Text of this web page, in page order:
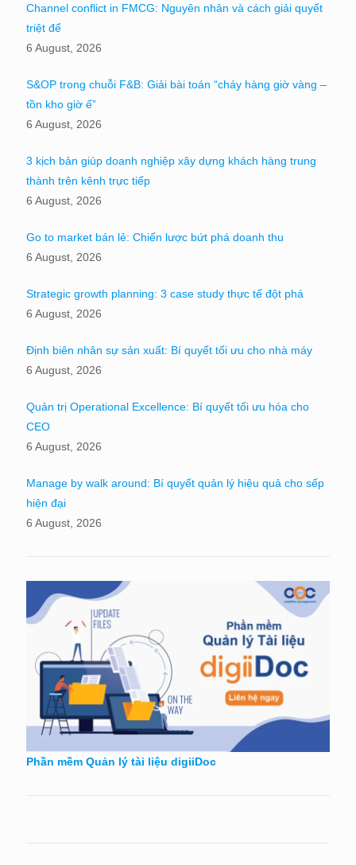
Channel conflict in FMCG: Nguyên nhân và cách giải quyết
triệt để
6 August, 2026
S&OP trong chuỗi F&B: Giải bài toán “cháy hàng giờ vàng –
tồn kho giờ ế”
6 August, 2026
3 kịch bản giúp doanh nghiệp xây dựng khách hàng trung
thành trên kênh trực tiếp
6 August, 2026
Go to market bán lẻ: Chiến lược bứt phá doanh thu
6 August, 2026
Strategic growth planning: 3 case study thực tế đột phá
6 August, 2026
Định biên nhân sự sản xuất: Bí quyết tối ưu cho nhà máy
6 August, 2026
Quản trị Operational Excellence: Bí quyết tối ưu hóa cho
CEO
6 August, 2026
Manage by walk around: Bí quyết quản lý hiệu quả cho sếp
hiện đại
6 August, 2026
Phần mềm Quản lý tài liệu digiiDoc